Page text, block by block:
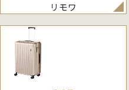
リモワ